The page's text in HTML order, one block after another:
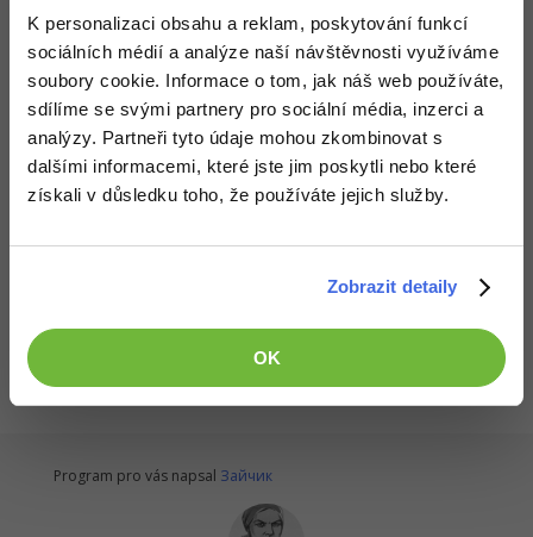
K personalizaci obsahu a reklam, poskytování funkcí
sociálních médií a analýze naší návštěvnosti využíváme
soubory cookie. Informace o tom, jak náš web používáte,
sdílíme se svými partnery pro sociální média, inzerci a
analýzy. Partneři tyto údaje mohou zkombinovat s
dalšími informacemi, které jste jim poskytli nebo které
získali v důsledku toho, že používáte jejich služby.
Zobrazit detaily
OK
Marketing -30%
WordPress
SEO -30%
UX
Business
MS Office -80%
Google Dokumenty
Time management
Adobe Illustrator -80%
Adobe Lightroom -30%
Adobe XD -15%
Adobe InDesign -25%
Adobe After Effects
-80%
Video
Kariéra
Pro firmy
Stáhnout
Stažením následujícího souboru souhlasíš s licenčními podmínkami
Stáhnout Apocalypse.exe v 1.0
Staženo 858x (338 kB)
Program pro vás napsal Зайчик